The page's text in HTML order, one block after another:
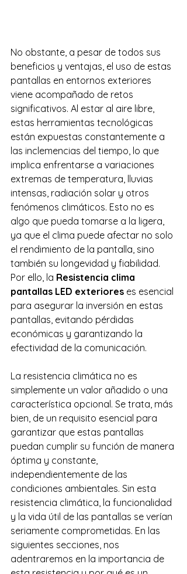
No obstante, a pesar de todos sus
beneficios y ventajas, el uso de estas
pantallas en entornos exteriores
viene acompañado de retos
significativos. Al estar al aire libre,
estas herramientas tecnológicas
están expuestas constantemente a
las inclemencias del tiempo, lo que
implica enfrentarse a variaciones
extremas de temperatura, lluvias
intensas, radiación solar y otros
fenómenos climáticos. Esto no es
algo que pueda tomarse a la ligera,
ya que el clima puede afectar no solo
el rendimiento de la pantalla, sino
también su longevidad y fiabilidad.
Por ello, la Resistencia clima
pantallas LED exteriores es esencial
para asegurar la inversión en estas
pantallas, evitando pérdidas
económicas y garantizando la
efectividad de la comunicación.
La resistencia climática no es
simplemente un valor añadido o una
característica opcional. Se trata, más
bien, de un requisito esencial para
garantizar que estas pantallas
puedan cumplir su función de manera
óptima y constante,
independientemente de las
condiciones ambientales. Sin esta
resistencia climática, la funcionalidad
y la vida útil de las pantallas se verían
seriamente comprometidas. En las
siguientes secciones, nos
adentraremos en la importancia de